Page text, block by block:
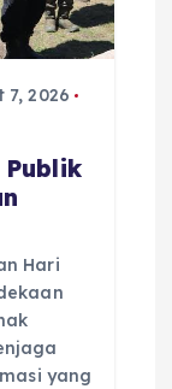
2026
Hari
yang